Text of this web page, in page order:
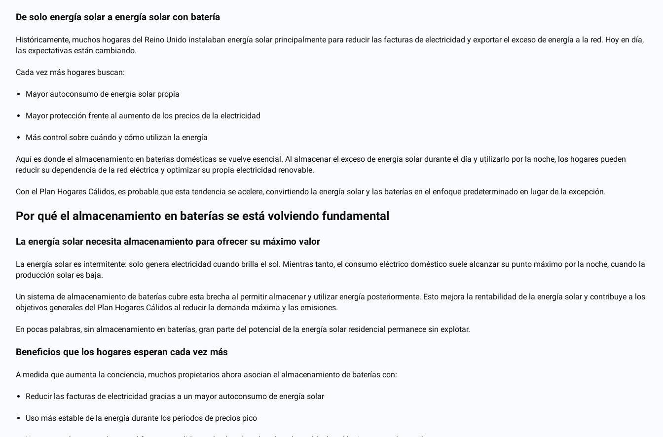
De solo energía solar a energía solar con batería
Históricamente, muchos hogares del Reino Unido instalaban energía solar principalmente para reducir las facturas de electricidad y exportar el exceso de energía a la red. Hoy en día,
las expectativas están cambiando.
Cada vez más hogares buscan:
Mayor autoconsumo de energía solar propia
Mayor protección frente al aumento de los precios de la electricidad
Más control sobre cuándo y cómo utilizan la energía
Aquí es donde el almacenamiento en baterías domésticas se vuelve esencial. Al almacenar el exceso de energía solar durante el día y utilizarlo por la noche, los hogares pueden
reducir su dependencia de la red eléctrica y optimizar su propia electricidad renovable.
Con el Plan Hogares Cálidos, es probable que esta tendencia se acelere, convirtiendo la energía solar y las baterías en el enfoque predeterminado en lugar de la excepción.
Por qué el almacenamiento en baterías se está volviendo fundamental
La energía solar necesita almacenamiento para ofrecer su máximo valor
La energía solar es intermitente: solo genera electricidad cuando brilla el sol. Mientras tanto, el consumo eléctrico doméstico suele alcanzar su punto máximo por la noche, cuando la
producción solar es baja.
Un sistema de almacenamiento de baterías cubre esta brecha al permitir almacenar y utilizar energía posteriormente. Esto mejora la rentabilidad de la energía solar y contribuye a los
objetivos generales del Plan Hogares Cálidos al reducir la demanda máxima y las emisiones.
En pocas palabras, sin almacenamiento en baterías, gran parte del potencial de la energía solar residencial permanece sin explotar.
Beneficios que los hogares esperan cada vez más
A medida que aumenta la conciencia, muchos propietarios ahora asocian el almacenamiento de baterías con:
Reducir las facturas de electricidad gracias a un mayor autoconsumo de energía solar
Uso más estable de la energía durante los períodos de precios pico